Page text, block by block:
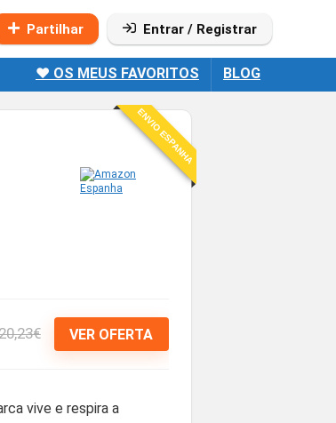
Partilhar Entrar / Registrar
❤️ OS MEUS FAVORITOS BLOG
ENVIO ESPANHA
VER OFERTA
vive e respira a